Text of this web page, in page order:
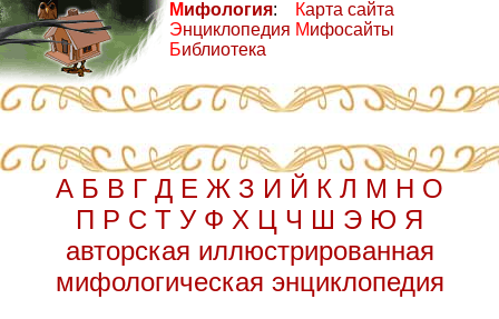
Мифология:
Энциклопедия
Библиотека
Карта сайта
Мифосайты
А Б В Г Д Е Ж З И Й К Л М Н О
П Р С Т У Ф Х Ц Ч Ш Э Ю Я
авторская иллюстрированная
мифологическая энциклопедия